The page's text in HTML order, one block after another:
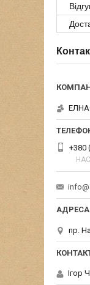
+380
пр.
Ігор